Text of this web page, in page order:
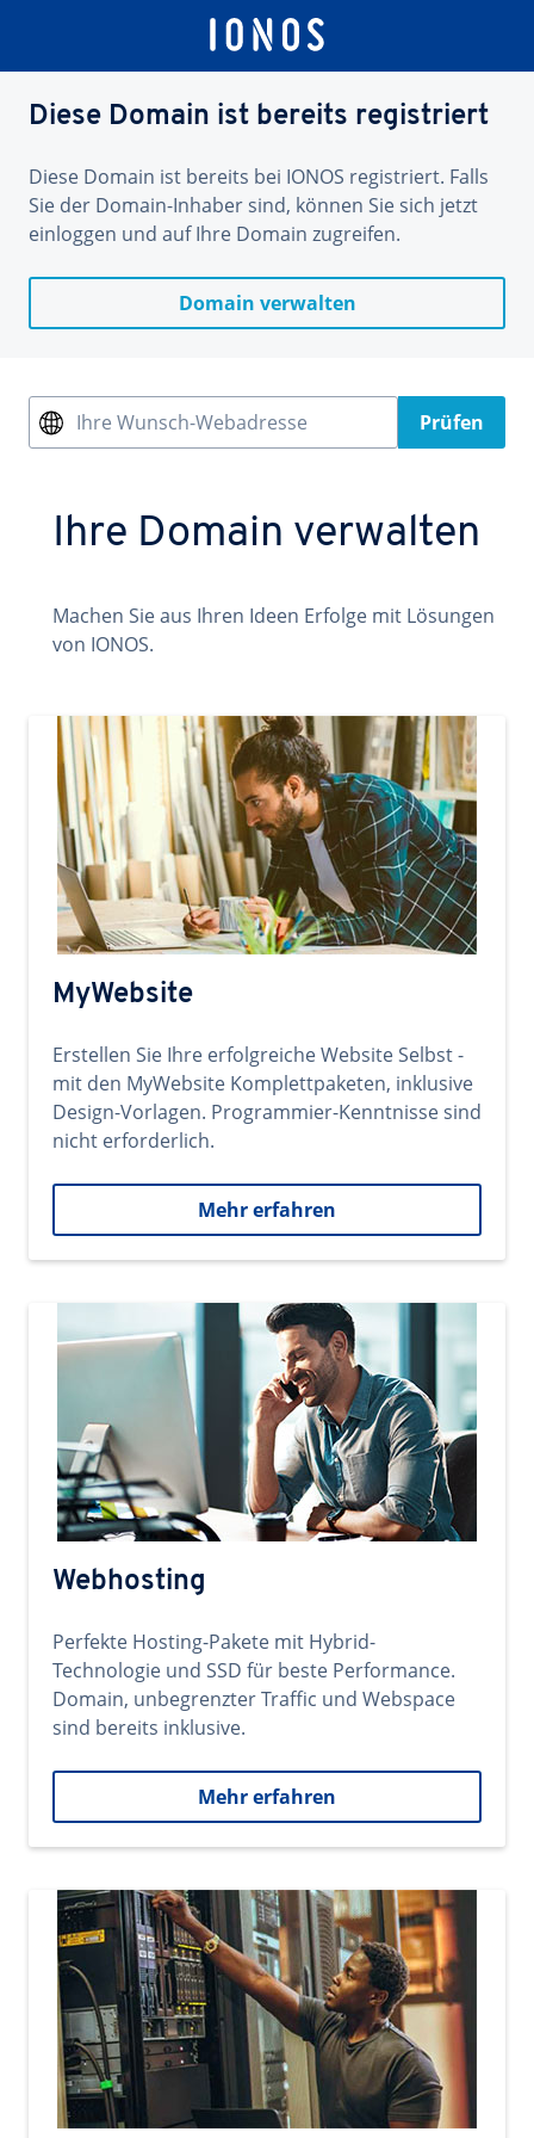
Diese Domain ist bereits registriert
Diese Domain ist bereits bei IONOS registriert. Falls
Sie der Domain-Inhaber sind, können Sie sich jetzt
einloggen und auf Ihre Domain zugreifen.
Domain verwalten
Ihre Wunsch-Webadresse Prüfen
Ihre Domain verwalten
Machen Sie aus Ihren Ideen Erfolge mit Lösungen
von IONOS.
MyWebsite
Erstellen Sie Ihre erfolgreiche Website Selbst -
mit den MyWebsite Komplettpaketen, inklusive
Design-Vorlagen. Programmier-Kenntnisse sind
nicht erforderlich.
Mehr erfahren
Webhosting
Perfekte Hosting-Pakete mit Hybrid-
Technologie und SSD für beste Performance.
Domain, unbegrenzter Traffic und Webspace
sind bereits inklusive.
Mehr erfahren